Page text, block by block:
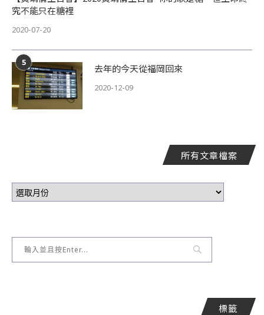
究不能只在糖裡
2020-07-20
5 去年的今天從福岡回來
2020-12-09
所有文章檔案
標籤